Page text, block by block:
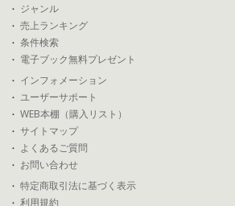
ジャンル
売上ランキング
条件検索
電子ブック無料プレゼント
インフォメーション
ユーザーサポート
WEB本棚（購入リスト）
サイトマップ
よくあるご質問
お問い合わせ
特定商取引法に基づく表示
利用規約